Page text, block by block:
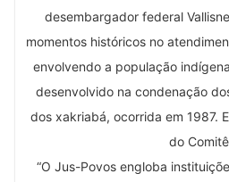
desembargador federal
momentos históricos no
envolvendo a população
desenvolvido na condenação
dos xakriabá, ocorrida em 1987.
do
“O Jus-Povos engloba